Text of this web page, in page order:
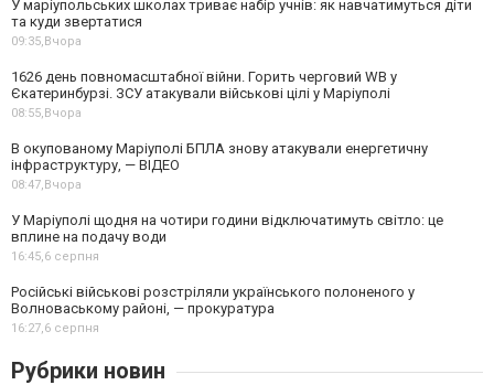
У маріупольських школах триває набір учнів: як навчатимуться діти
та куди звертатися
09:35,Вчора
1626 день повномасштабної війни. Горить черговий WB у
Єкатеринбурзі. ЗСУ атакували військові цілі у Маріуполі
08:55,Вчора
В окупованому Маріуполі БПЛА знову атакували енергетичну
інфраструктуру, — ВІДЕО
08:47,Вчора
У Маріуполі щодня на чотири години відключатимуть світло: це
вплине на подачу води
16:45,6 серпня
Російські військові розстріляли українського полоненого у
Волноваському районі, — прокуратура
16:27,6 серпня
Рубрики новин